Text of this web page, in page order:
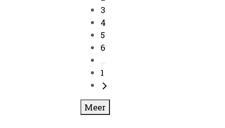
3
4
5
6
...
1
Meer